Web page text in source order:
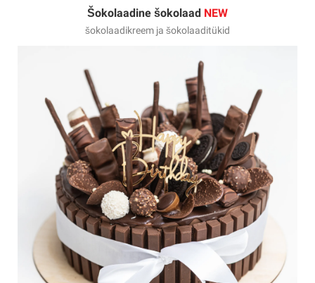
Šokolaadine šokolaad NEW
šokolaadikreem ja šokolaaditükid